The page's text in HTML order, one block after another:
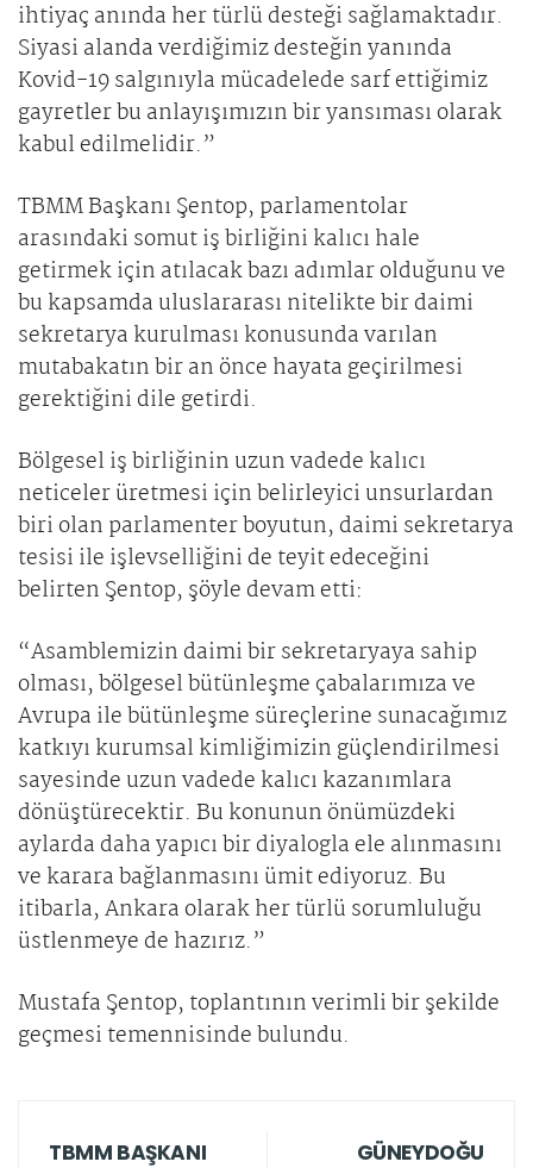
ihtiyaç anında her türlü desteği sağlamaktadır.
Siyasi alanda verdiğimiz desteğin yanında
Kovid-19 salgınıyla mücadelede sarf ettiğimiz
gayretler bu anlayışımızın bir yansıması olarak
kabul edilmelidir.”
TBMM Başkanı Şentop, parlamentolar
arasındaki somut iş birliğini kalıcı hale
getirmek için atılacak bazı adımlar olduğunu ve
bu kapsamda uluslararası nitelikte bir daimi
sekretarya kurulması konusunda varılan
mutabakatın bir an önce hayata geçirilmesi
gerektiğini dile getirdi.
Bölgesel iş birliğinin uzun vadede kalıcı
neticeler üretmesi için belirleyici unsurlardan
biri olan parlamenter boyutun, daimi sekretarya
tesisi ile işlevselliğini de teyit edeceğini
belirten Şentop, şöyle devam etti:
“Asamblemizin daimi bir sekretaryaya sahip
olması, bölgesel bütünleşme çabalarımıza ve
Avrupa ile bütünleşme süreçlerine sunacağımız
katkıyı kurumsal kimliğimizin güçlendirilmesi
sayesinde uzun vadede kalıcı kazanımlara
dönüştürecektir. Bu konunun önümüzdeki
aylarda daha yapıcı bir diyalogla ele alınmasını
ve karara bağlanmasını ümit ediyoruz. Bu
itibarla, Ankara olarak her türlü sorumluluğu
üstlenmeye de hazırız.”
Mustafa Şentop, toplantının verimli bir şekilde
geçmesi temennisinde bulundu.
TBMM BAŞKANI
GÜNEYDOĞU